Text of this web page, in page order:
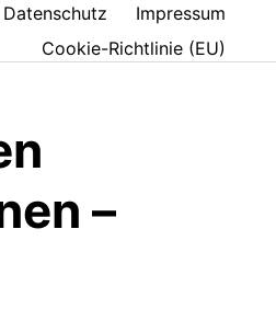
Datenschutz
Impressum
Cookie-Richtlinie (EU)
–